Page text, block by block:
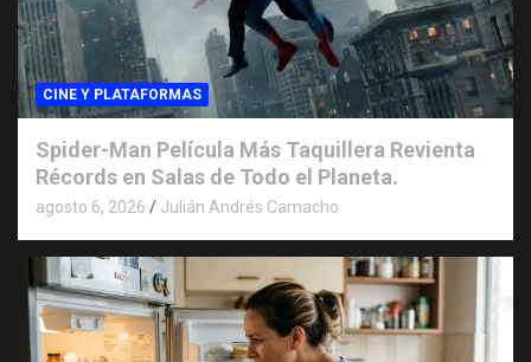
CINE Y PLATAFORMAS
Spider-Man Película Más Taquillera Revienta
Récords en Salas de Todo el Planeta.
agosto 6, 2026 Julián Andrés Camacho